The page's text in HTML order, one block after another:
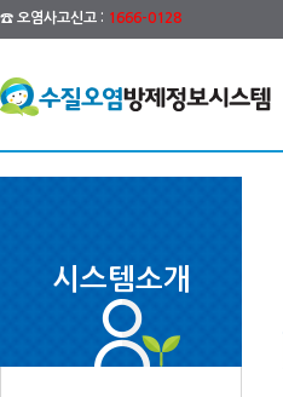
☎ 오염사고신고 : 1666-0128
시스템소개